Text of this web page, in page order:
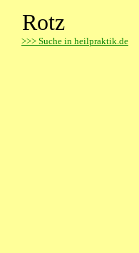
Rotz
>>> Suche in heilpraktik.de